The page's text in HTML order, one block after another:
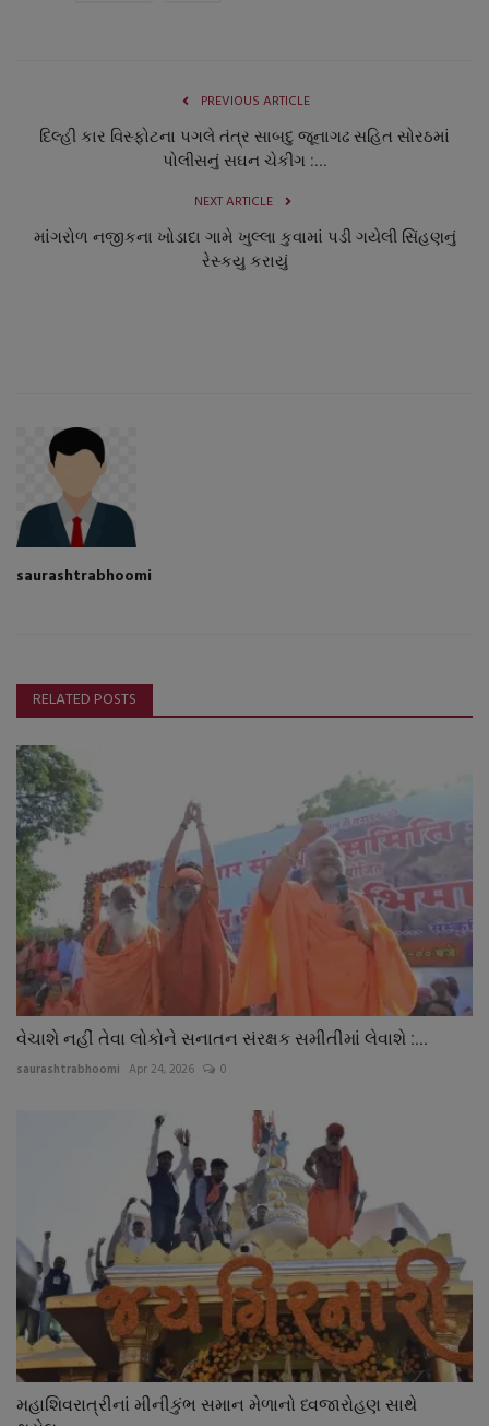
PREVIOUS ARTICLE
દિલ્હી કાર વિસ્ફોટના પગલે તંત્ર સાબદુ જૂનાગઢ સહિત સોરઠમાં
પોલીસનું સઘન ચેકીંગ :...
NEXT ARTICLE
માંગરોળ નજીકના ખોડાદા ગામે ખુલ્લા કુવામાં પડી ગયેલી સિંહણનું
રેસ્કયુ કરાયું
saurashtrabhoomi
RELATED POSTS
વેચાશે નહીં તેવા લોકોને સનાતન સંરક્ષક સમીતીમાં લેવાશે :...
saurashtrabhoomi Apr 24, 2026 0
મહાશિવરાત્રીનાં મીનીકુંભ સમાન મેળાનો ધ્વજારોહણ સાથે